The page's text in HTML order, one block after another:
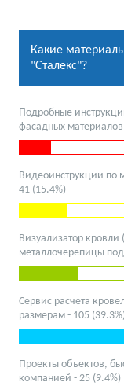
Какие
"Сталекс"?
Подробные
фасадных материалов
Видеоинструкции по
41 (15.4%)
Визуализатор
металлочерепицы
Сервис расчета
размерам - 105 (39.3%)
Проекты объектов,
компанией - 25 (9.4%)